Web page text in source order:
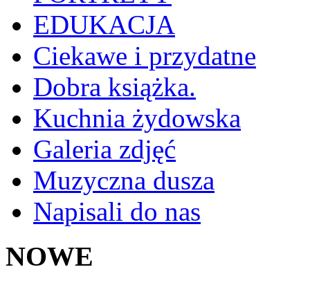
EDUKACJA
Ciekawe i przydatne
Dobra książka.
Kuchnia żydowska
Galeria zdjęć
Muzyczna dusza
Napisali do nas
NOWE